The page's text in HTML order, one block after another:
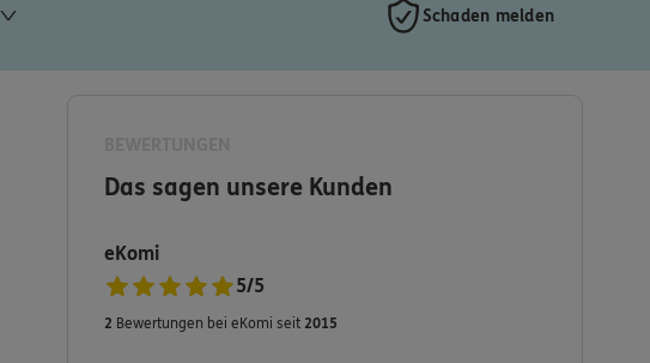
Schaden melden
Das sagen unsere Kunden
eKomi
5/5
2 Bewertungen bei eKomi seit 2015